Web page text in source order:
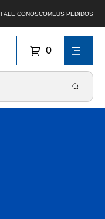
FALE CONOSCOMEUS PEDIDOS
0